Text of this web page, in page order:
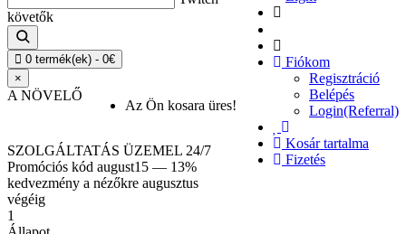
Fiókom
Regisztráció
Belépés
Login(Referral)
Kosár tartalma
Fizetés
követők
0 termék(ek) - 0€
Az Ön kosara üres!
×
A NÖVELŐ
SZOLGÁLTATÁS ÜZEMEL 24/7
Promóciós kód august15 — 13%
kedvezmény a nézőkre augusztus
végéig
1